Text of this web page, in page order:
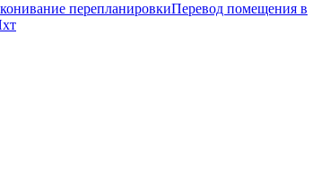
перепланировкиПеревод помещения в